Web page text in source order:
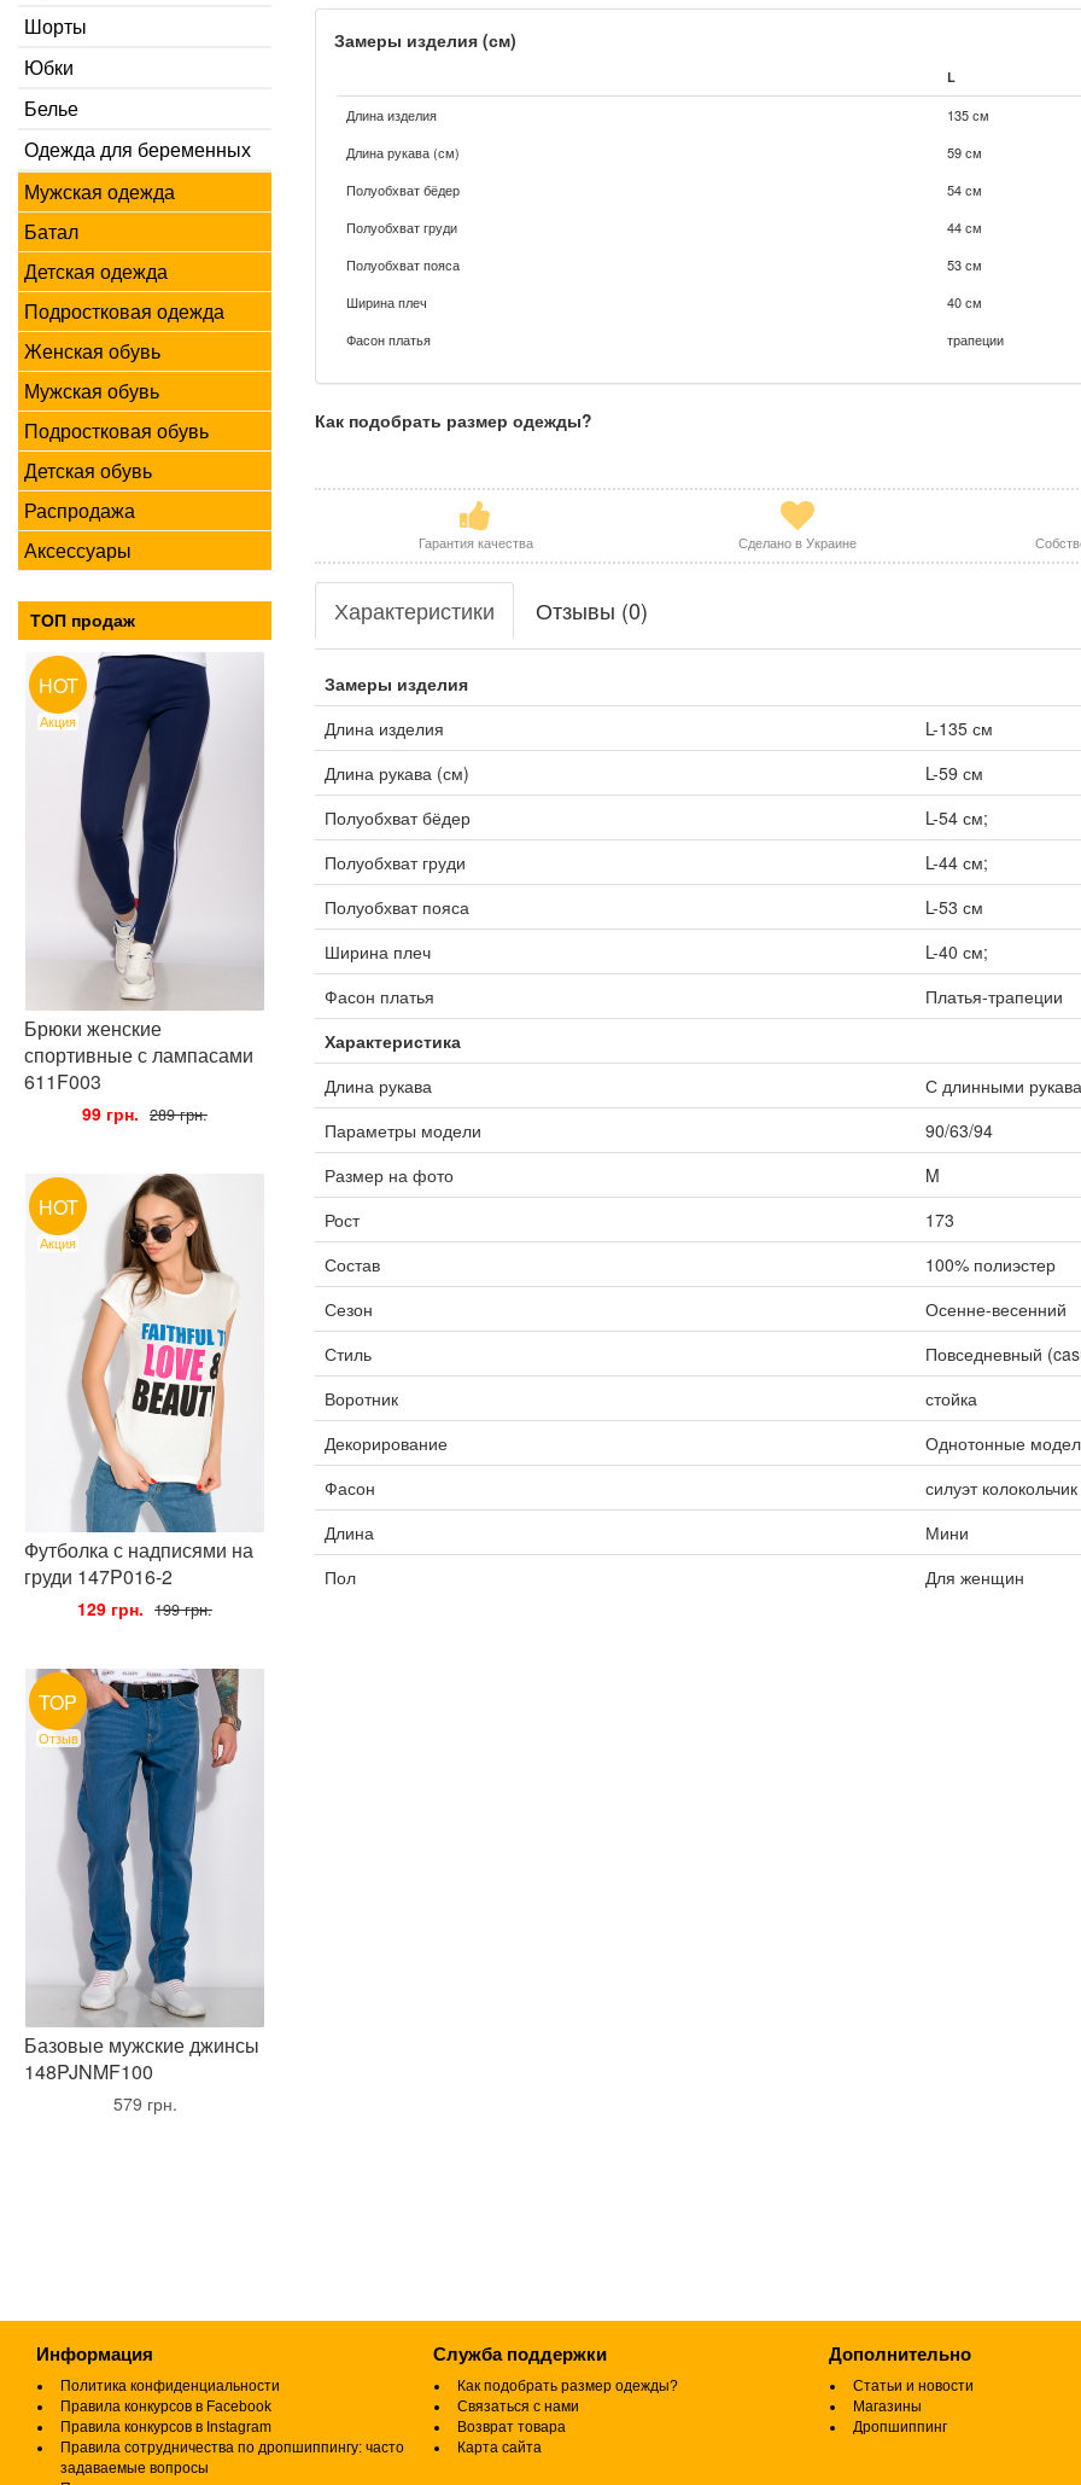
Шорты
Юбки
Белье
Одежда для беременных
Мужская одежда
Батал
Детская одежда
Подростковая одежда
Женская обувь
Мужская обувь
Подростковая обувь
Детская обувь
Распродажа
Аксессуары
ТОП продаж
HOT
Акция
Брюки женские
спортивные с лампасами
611F003
99 грн. 289 грн.
HOT
Акция
Футболка с надписями на
груди 147P016-2
129 грн. 199 грн.
TOP
Отзыв
Базовые мужские джинсы
148PJNMF100
579 грн.
Замеры изделия (см)
L
Длина изделия
135 см
Длина рукава (см)
59 см
Полуобхват бёдер
54 см
Полуобхват груди
44 см
Полуобхват пояса
53 см
Ширина плеч
40 см
Фасон платья
трапеции
Как подобрать размер одежды?
Гарантия качества Сделано в Украине
Характеристики Отзывы (0)
Замеры изделия
Длина изделия
L-135 см
Длина рукава (см)
L-59 см
Полуобхват бёдер
L-54 см;
Полуобхват груди
L-44 см;
Полуобхват пояса
L-53 см
Ширина плеч
L-40 см;
Фасон платья
Платья-трапеции
Характеристика
Длина рукава
С длинными
Параметры модели
90/63/94
Размер на фото
M
Рост
173
Состав
100% полиэстер
Сезон
Осенне-весенний
Стиль
Повседневный
Воротник
стойка
Декорирование
Однотонные
Фасон
силуэт колокольчик
Длина
Мини
Пол
Для женщин
Информация
Политика конфиденциальности
Правила конкурсов в Facebook
Правила конкурсов в Instagram
Правила сотрудничества по дропшиппингу: часто
задаваемые вопросы
Служба поддержки
Как подобрать размер одежды?
Связаться с нами
Возврат товара
Карта сайта
Дополнительно
Статьи и новости
Магазины
Дропшиппинг